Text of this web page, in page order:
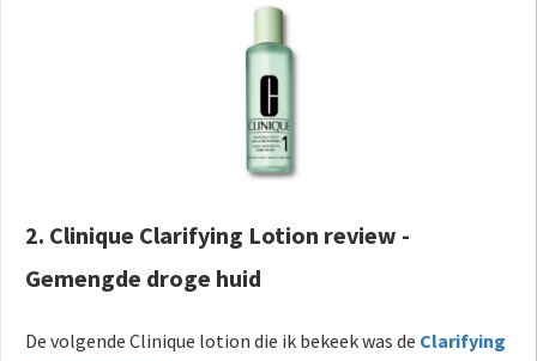
2. Clinique Clarifying Lotion review -
Gemengde droge huid
De volgende Clinique lotion die ik bekeek was de Clarifying